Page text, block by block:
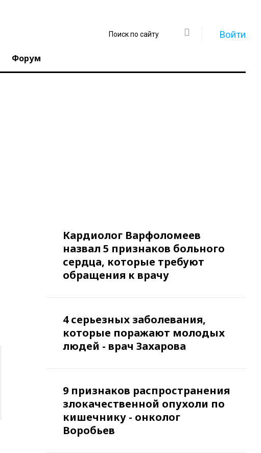
Войти
Форум
Кардиолог Варфоломеев
назвал 5 признаков больного
сердца, которые требуют
обращения к врачу
4 серьезных заболевания,
которые поражают молодых
людей - врач Захарова
9 признаков распространения
злокачественной опухоли по
кишечнику - онколог
Воробьев